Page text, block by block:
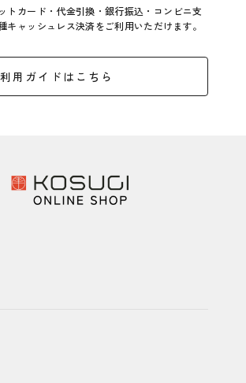
トカード・代金引換・銀行振込・コンビニ支
キャッシュレス決済をご利用いただけます。
用ガイドはこちら